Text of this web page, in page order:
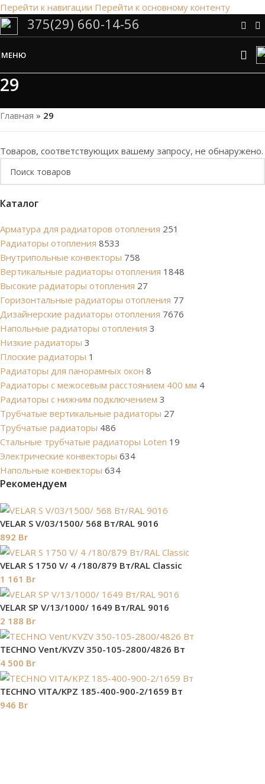
Перейти к навигации Перейти к основному контенту
Сэкономим Ваше время на подбор
Рассчитаем мощность | Предложим от 3х вариантов | В
наличии и под заказ
375(29) 660-14-56
МЕНЮ
29
Каталог
Арматура для радиаторов отопления 251
Радиаторы отопления 8533
Внутрипольные конвекторы 758
Вертикальные радиаторы отопления 1848
Высокие радиаторы отопления 27
Горизонтальные радиаторы отопления 77
Дизайнерские радиаторы отопления 7676
Напольные радиаторы отопления 3
Низкие радиаторы 3
Плоские радиаторы 1
Радиаторы для панорамных окон 8
Радиаторы с межосевым расстоянием 400 мм 4
Радиаторы с нижним подключением 3
Трубчатые вертикальные радиаторы 27
Трубчатые радиаторы 486
Cтальные трубчатые радиаторы Loten 19
Электрические конвекторы 634
Напольные конвекторы 634
Рекомендуем
VELAR S V/03/1500/ 568 Bт/RAL 9016
892 Br
VELAR S 1750 V/ 4 /180/879 Вт/RAL Classic
1 161 Br
VELAR SP V/13/1000/ 1649 Bт/RAL 9016
2 188 Br
TECHNO Vent/KVZV 350-105-2800/4826 Вт
4 500 Br
TECHNO VITA/KPZ 185-400-900-2/1659 Вт
946 Br
Главная » 29
Товаров, соответствующих вашему запросу, не обнаружено.